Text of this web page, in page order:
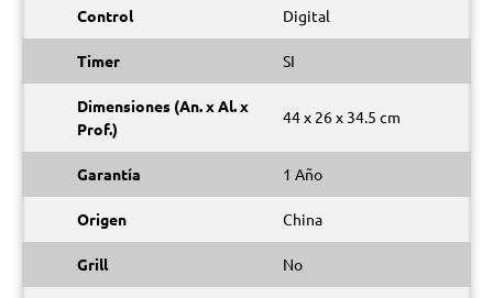
Control Digital
Timer SI
Dimensiones (An. x Al. x
Prof.)
44 x 26 x 34.5 cm
Garantía 1 Año
Origen China
Grill No